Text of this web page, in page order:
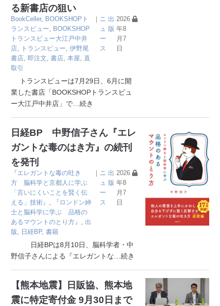
る新書店の狙い
BookCeller, BOOKSHOPト
ランスビュー, BOOKSHOP
トランスビュー大江戸中井
店, トランスビュー,伊野尾
書店, 即注文,書店,本屋, 直
取引
｜ ニ
ュ
ー
ス
出
版
2026
年8
月7
日
トランスビューは7月29日、6月に開
業した書店「BOOKSHOPトランスビュ
ー大江戸中井店」で …続き
日経BP 中野信子さん『エレ
ガントな毒のはき方』の続刊
を発刊
『エレガントな毒の吐き
方 脳科学と京都人に学ぶ
「言いにくいことを賢く伝
える」技術』 ,
『ロンドン紳
士と脳科学に学ぶ 品格の
あるマウントのとり方』 , 出
版, 日経BP,書籍
｜ ニ
ュ
ー
ス
出
版
2026
年8
月7
日
日経BPは8月10日、脳科学者・中
野信子さんによる『エレガントな …続き
【熊本地震】日販協、熊本地
震に特定寄付金 9月30日まで